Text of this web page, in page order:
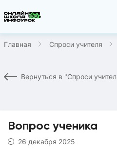
Главная Спроси учителя
Вернуться в "Спроси
Вопрос ученика
26 декабря 2025